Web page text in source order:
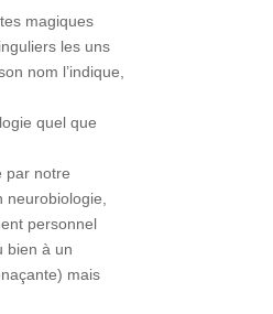
magiques
les uns
nom l’indique,
quel que
par notre
personnel
bien à un
mais